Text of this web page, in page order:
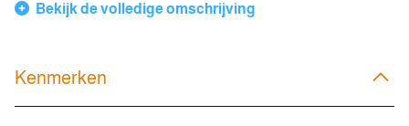
Bekijk de volledige omschrijving
Kenmerken